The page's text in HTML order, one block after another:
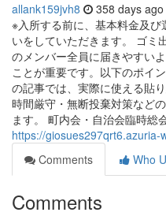
allank159jvh8 358 days ago
※入所する前に、基本料金及
いをしていただきます。 ゴミ
のメンバー全員に届きやすい
ことが重要です。以下のポイ
の記事では、実際に使える貼
時間厳守・無断投棄対策など
ます。 町内会・自治会臨時総
https://giosues297qrt6.azuria-
Comments
Who
Comments